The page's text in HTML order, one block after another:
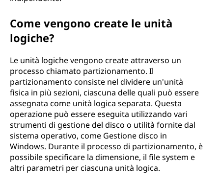
Come vengono create le unità
logiche?
Le unità logiche vengono create attraverso un
processo chiamato partizionamento. Il
partizionamento consiste nel dividere un'unità
fisica in più sezioni, ciascuna delle quali può essere
assegnata come unità logica separata. Questa
operazione può essere eseguita utilizzando vari
strumenti di gestione del disco o utilità fornite dal
sistema operativo, come Gestione disco in
Windows. Durante il processo di partizionamento, è
possibile specificare la dimensione, il file system e
altri parametri per ciascuna unità logica.